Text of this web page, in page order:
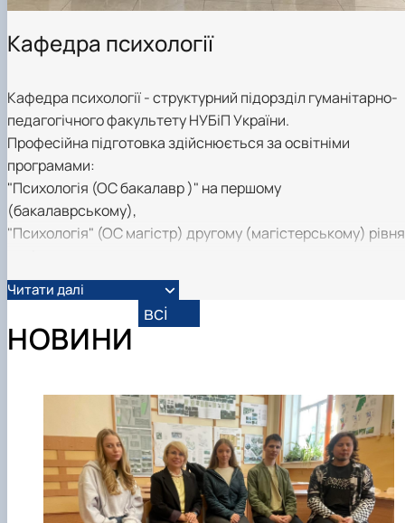
Кафедра психології
Кафедра психології - структурний підорзділ гуманітарно-
педагогічного факультету НУБіП України.
Професійна підготовка здійснюється за освітніми
програмами:
"Психологія (ОС бакалавр )" на першому
(бакалаврському),
"Психологія" (ОС магістр) другому (магістерському)
за освітньо-науковою програмою "Психологія" (PhD) на
третьому (освітньо-ннауковому рівні).
Читати далі
НОВИНИ
всі